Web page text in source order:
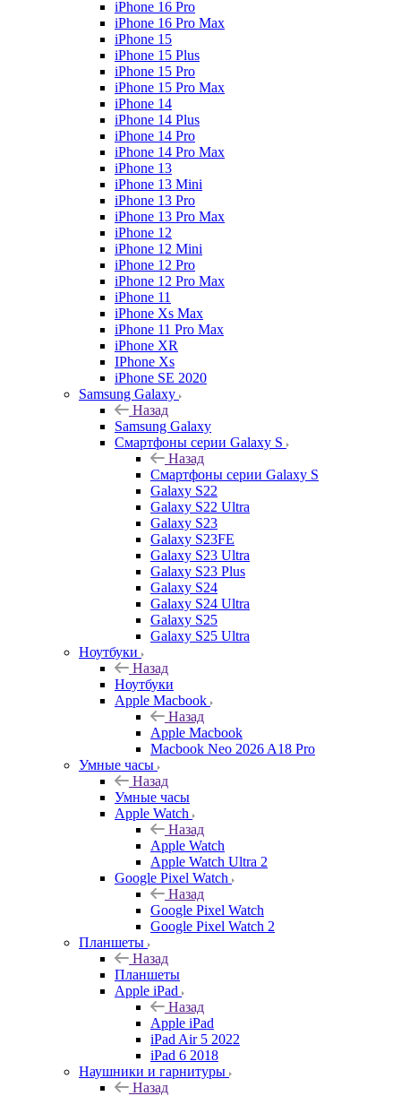
iPhone 16 Pro
iPhone 16 Pro Max
iPhone 15
iPhone 15 Plus
iPhone 15 Pro
iPhone 15 Pro Max
iPhone 14
iPhone 14 Plus
iPhone 14 Pro
iPhone 14 Pro Max
iPhone 13
iPhone 13 Mini
iPhone 13 Pro
iPhone 13 Pro Max
iPhone 12
iPhone 12 Mini
iPhone 12 Pro
iPhone 12 Pro Max
iPhone 11
iPhone Xs Max
iPhone 11 Pro Max
iPhone XR
IPhone Xs
iPhone SE 2020
Samsung Galaxy
Назад
Samsung Galaxy
Смартфоны серии Galaxy S
Назад
Смартфоны серии Galaxy S
Galaxy S22
Galaxy S22 Ultra
Galaxy S23
Galaxy S23FE
Galaxy S23 Ultra
Galaxy S23 Plus
Galaxy S24
Galaxy S24 Ultra
Galaxy S25
Galaxy S25 Ultra
Ноутбуки
Назад
Ноутбуки
Apple Macbook
Назад
Apple Macbook
Macbook Neo 2026 A18 Pro
Умные часы
Назад
Умные часы
Apple Watch
Назад
Apple Watch
Apple Watch Ultra 2
Google Pixel Watch
Назад
Google Pixel Watch
Google Pixel Watch 2
Планшеты
Назад
Планшеты
Apple iPad
Назад
Apple iPad
iPad Air 5 2022
iPad 6 2018
Наушники и гарнитуры
Назад